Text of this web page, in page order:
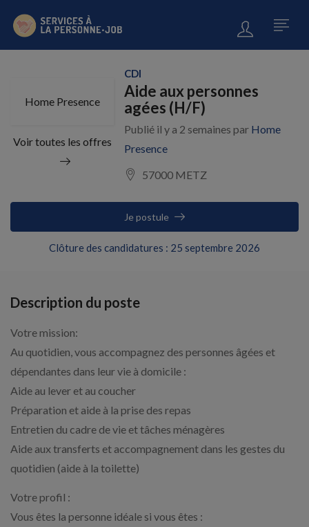
Home Presence
Voir toutes les offres
CDI
Aide aux personnes
agées (H/F)
Publié il y a 2 semaines par Home
Presence
57000 METZ
Clôture des candidatures : 25 septembre 2026
Je postule
Description du poste
Votre mission:
Au quotidien, vous accompagnez des personnes âgées et
dépendantes dans leur vie à domicile :
Aide au lever et au coucher
Préparation et aide à la prise des repas
Entretien du cadre de vie et tâches ménagères
Aide aux transferts et accompagnement dans les gestes du
quotidien (aide à la toilette)
Votre profil :
Vous êtes la personne idéale si vous êtes :